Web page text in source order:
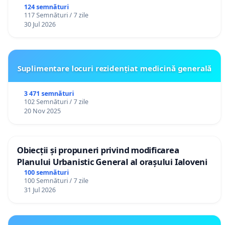
124 semnături
117 Semnături / 7 zile
30 Jul 2026
Suplimentare locuri rezidențiat medicină generală
3 471 semnături
102 Semnături / 7 zile
20 Nov 2025
Obiecții și propuneri privind modificarea
Planului Urbanistic General al orașului Ialoveni
100 semnături
100 Semnături / 7 zile
31 Jul 2026